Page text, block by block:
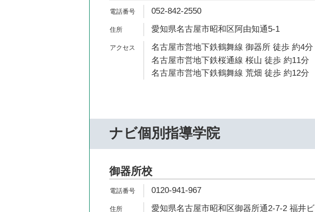
052-842-2550
愛知県名古屋市昭和区阿由知通5-1
名古屋市営地下鉄鶴舞線 御器所 徒歩 約4分
名古屋市営地下鉄桜通線 桜山 徒歩 約11分
名古屋市営地下鉄鶴舞線 荒畑 徒歩 約12分
ナビ個別指導学院
御器所校
0120-941-967
愛知県名古屋市昭和区御器所通2-7-2 福井ビ